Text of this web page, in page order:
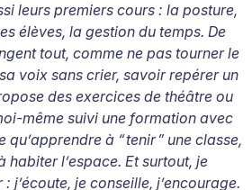
leurs premiers cours : la posture,
élèves, la gestion du temps. De
tout, comme ne pas tourner le
voix sans crier, savoir repérer un
des exercices de théâtre ou
même suivi une formation avec
à “ tenir ” une classe,
habiter l’espace. Et surtout, je
j’écoute, je conseille, j’encourage.